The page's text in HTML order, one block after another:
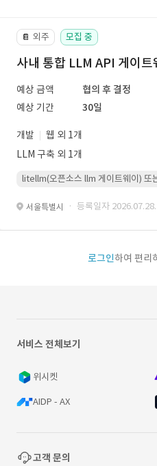
📔 외주 모집 중
사내 통합 LLM API 게이트
예상 금액
협의 후 결정
예상 기간
30일
개발
웹 외 1개
LLM 구축 외 1개
litellm(오픈소스 llm 게이트웨이) 또
서울특별시 · 등록일자 2026.07.28.
로그인하여 편리
서비스 전체보기
위시켓
AIDP - AX
고객 문의